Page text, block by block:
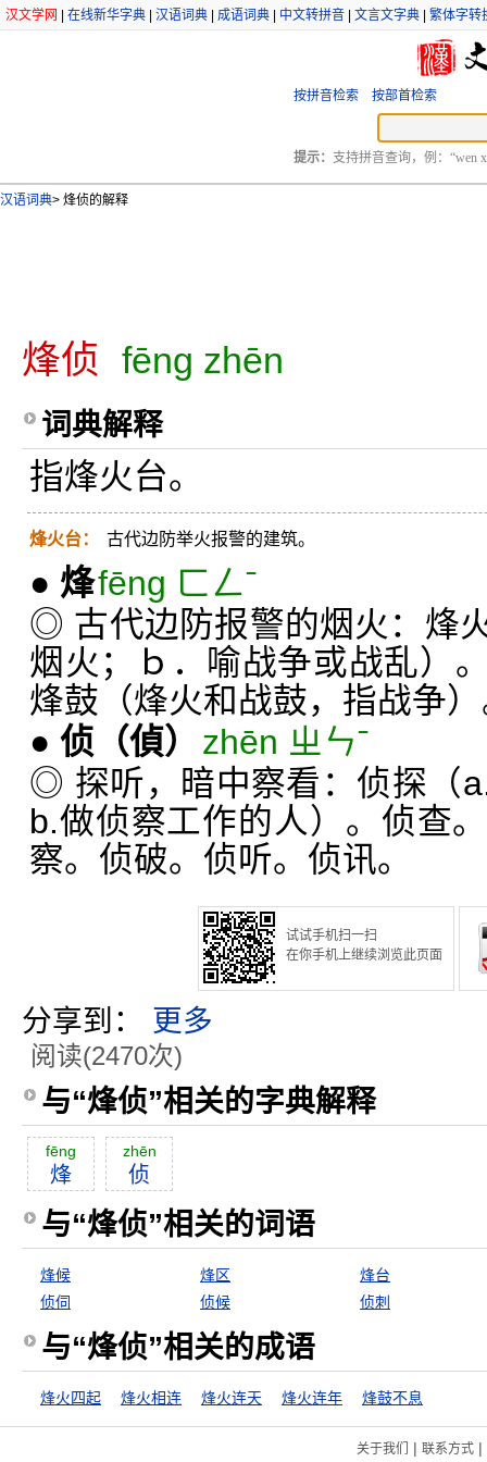
汉文学网 在线新华字典 汉语词典 成语词典 中文转拼音 文言文字典 繁体字转
按拼音检索 按部首检索
提示： 支持拼音查询，例：“wen
汉语词典> 烽侦的解释
烽侦 fēng zhēn
词典解释
指烽火台。
烽火台： 古代边防举火报警的建筑。
● 烽fēng ㄈㄥˉ
◎ 古代边防报警的烟火：烽
烟火；ｂ．喻战争或战乱）
烽鼓（烽火和战鼓，指战争
● 侦 （偵）
zhēn ㄓㄣˉ
◎ 探听，暗中察看：侦探（
b.做侦察工作的人）。侦查
察。侦破。侦听。侦讯。
试试手机扫一扫
在你手机上继续浏览此页面
分享到： 更多
阅读(2470次)
与“烽侦”相关的字典解释
fēng
烽
zhēn
侦
与“烽侦”相关的词语
烽候 烽区
烽台
侦伺
侦候 侦刺
与“烽侦”相关的成语
烽火四起 烽火相连 烽火连天 烽火连年 烽鼓不息
关于我们 | 联系方式|